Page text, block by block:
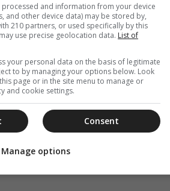
and information from your device
and other device data) may be stored by,
210 partners, or used specifically by this
use precise geolocation data. List of
your personal data on the basis of legitimate
to by managing your options below. Look
page or in the site menu to manage or
and cookie settings.
Consent
Manage options